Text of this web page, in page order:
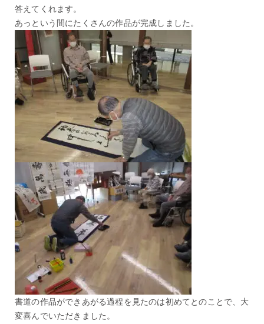
答えてくれます。
あっという間にたくさんの作品が完成しました。
書道の作品ができあがる過程を見たのは初めてとのことで、大
変喜んでいただきました。